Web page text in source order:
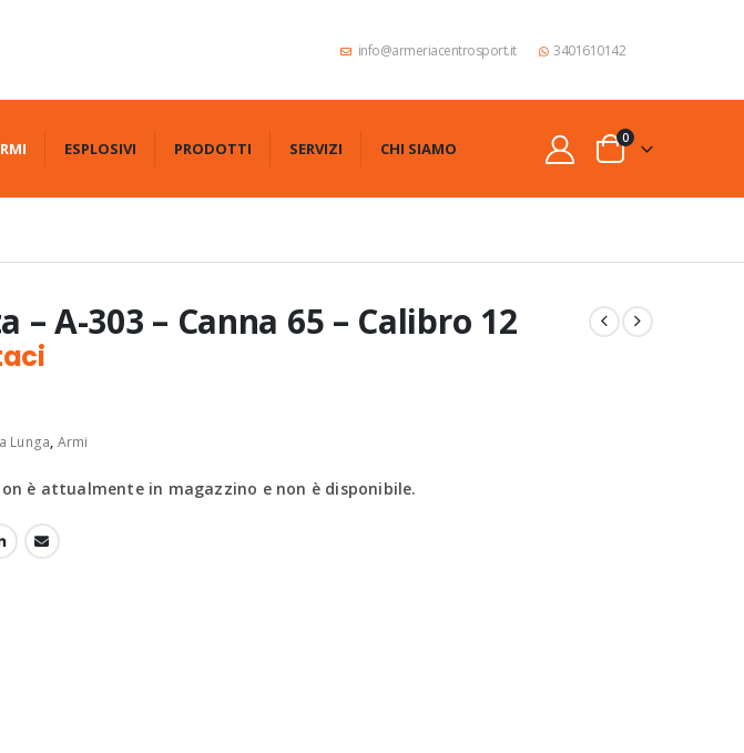
info@armeriacentrosport.it 3401610142
ESPLOSIVI PRODOTTI SERVIZI CHI SIAMO
0
– A-303 – Canna 65 – Calibro 12
Lunga, Armi
è attualmente in magazzino e non è disponibile.